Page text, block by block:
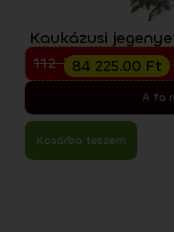
Kaukázusi
151
112 300.00 Ft
84 225.00 Ft
A fa
Kosárba teszem